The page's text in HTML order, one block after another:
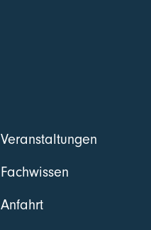
Veranstaltungen
Fachwissen
Anfahrt